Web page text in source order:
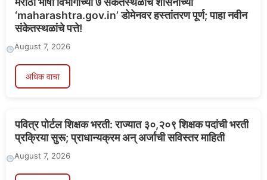
‘maharashtra.gov.in’ डोमेनवर हस्तांतरण पूर्ण; पाहा नवीन
संकेतस्थळांचे पत्ते!
August 7, 2026
अधिक वाचा
पवित्र पोर्टल शिक्षक भरती: राज्यात ३०,२०९ शिक्षक पदांची भरती
प्रक्रिया सुरू; प्राधान्यक्रम अन् अर्जाची सविस्तर माहिती
August 7, 2026